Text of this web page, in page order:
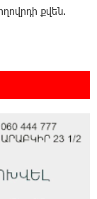
քվեն.
դուրս
ոչ ավելին
դերասանի